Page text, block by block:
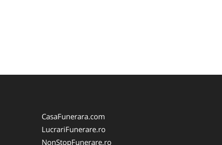
CasaFunerara.com
LucrariFunerare.ro
NonStopFunerare.ro